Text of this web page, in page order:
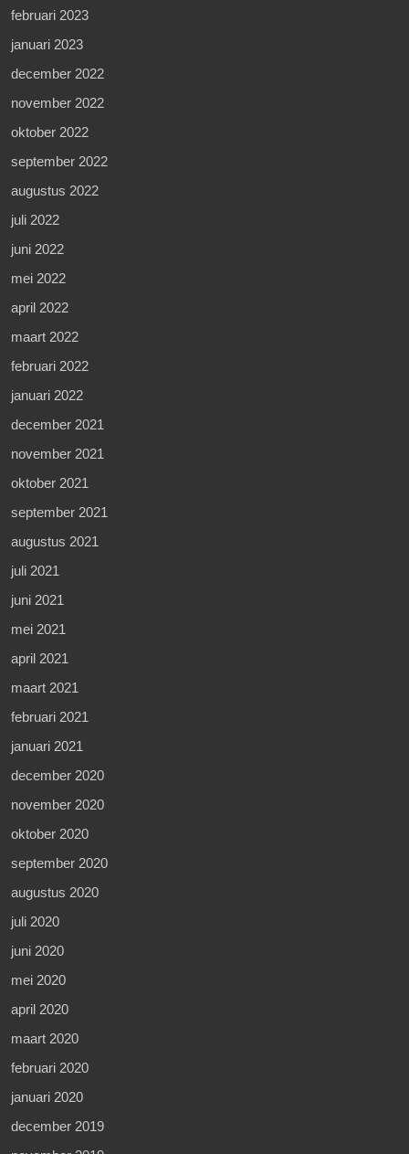
februari 2023
januari 2023
december 2022
november 2022
oktober 2022
september 2022
augustus 2022
juli 2022
juni 2022
mei 2022
april 2022
maart 2022
februari 2022
januari 2022
december 2021
november 2021
oktober 2021
september 2021
augustus 2021
juli 2021
juni 2021
mei 2021
april 2021
maart 2021
februari 2021
januari 2021
december 2020
november 2020
oktober 2020
september 2020
augustus 2020
juli 2020
juni 2020
mei 2020
april 2020
maart 2020
februari 2020
januari 2020
december 2019